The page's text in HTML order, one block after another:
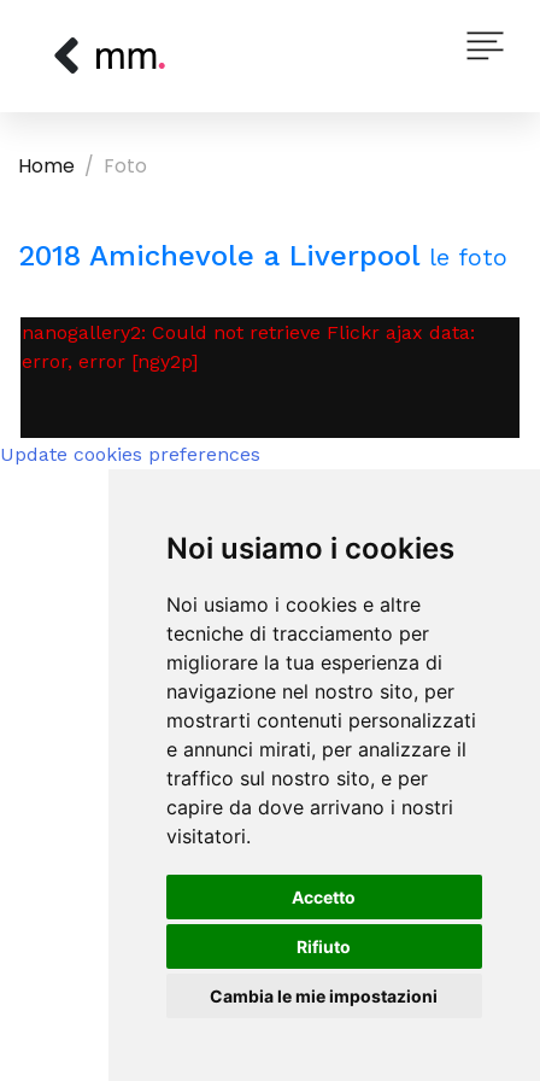
Noi usiamo i cookies
Noi usiamo i cookies e altre
tecniche di tracciamento per
migliorare la tua esperienza di
navigazione nel nostro sito, per
mostrarti contenuti personalizzati
e annunci mirati, per analizzare il
traffico sul nostro sito, e per
capire da dove arrivano i nostri
visitatori.
Accetto
Rifiuto
Cambia le mie impostazioni
Home Foto
2018 Amichevole a Liverpool le foto
nanogallery2: Could not retrieve Flickr ajax data:
error, error [ngy2p]
Update cookies preferences